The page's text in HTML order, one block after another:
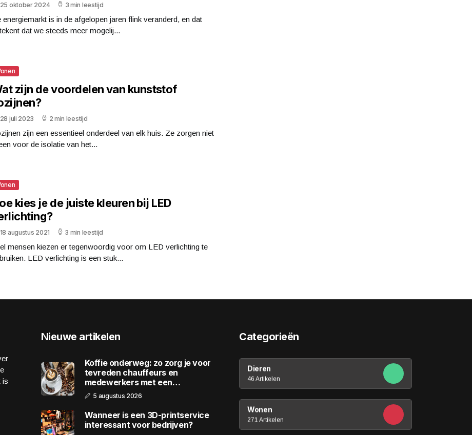
25 oktober 2024 3 min leestijd
energiemarkt is in de afgelopen jaren flink veranderd, en dat
dat we steeds meer mogelij...
zijn de voordelen van kunststof
28 juli 2023 2 min leestijd
zijn een essentieel onderdeel van elk huis. Ze zorgen niet
voor de isolatie van het...
kies je de juiste kleuren bij LED
18 augustus 2021 3 min leestijd
mensen kiezen er tegenwoordig voor om LED verlichting te
LED verlichting is een stuk...
is
Nieuwe artikelen
Koffie onderweg: zo zorg je voor
tevreden chauffeurs en
medewerkers met een
wagenpark
5 augustus 2026
Wanneer is een 3D-printservice
interessant voor bedrijven?
Categorieën
Dieren
46 Artikelen
Wonen
271 Artikelen